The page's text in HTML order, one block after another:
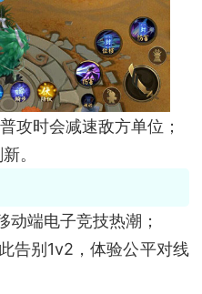
攻时会减速敌方单位；
。
动端电子竞技热潮；
告别1v2，体验公平对线